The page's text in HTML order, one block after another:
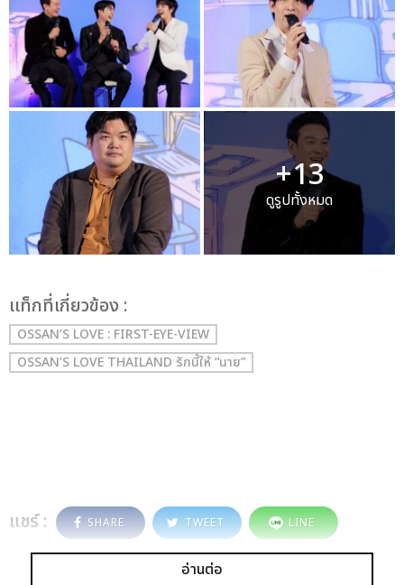
+13
ดูรูปทั้งหมด
เเท็กที่เกี่ยวข้อง :
OSSAN’S LOVE : FIRST-EYE-VIEW
OSSAN’S LOVE THAILAND รักนี้ให้ “นาย”
แชร์ : SHARE TWEET LINE
อ่านต่อ